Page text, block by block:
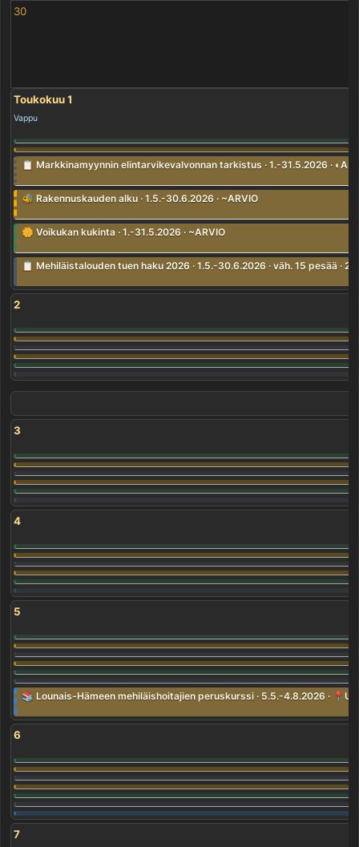
30
Toukokuu 1
Vappu
📋 Markkinamyynnin elintarvikevalvonnan tarkistus · 1.-31.5.2026 ·
🐝 Rakennuskauden alku · 1.5.-30.6.2026 · ~ARVIO
🌼 Voikukan kukinta · 1.-31.5.2026 · ~ARVIO
📋 Mehiläistalouden tuen haku 2026 · 1.5.-30.6.2026 · väh. 15 pesää ·
2
3
4
5
📚 Lounais-Hämeen mehiläishoitajien peruskurssi · 5.5.-4.8.2026 ·
6
7